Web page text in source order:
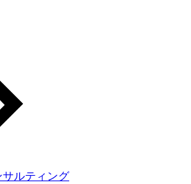
ルティング